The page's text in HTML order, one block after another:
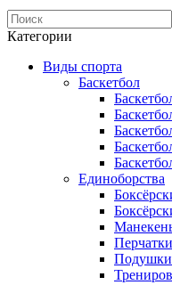
Категории
Виды спорта
Баскетбол
Единоборства
Перчатки
Подушки